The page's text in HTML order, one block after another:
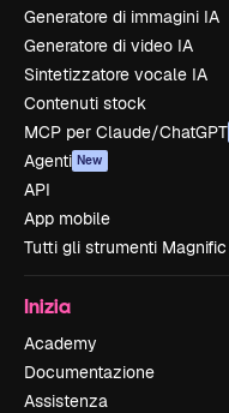
Generatore di immagini IA
Generatore di video IA
Sintetizzatore vocale IA
Contenuti stock
MCP per Claude/ChatGPT
Agenti New
API
App mobile
Tutti gli strumenti Magnific
Inizia
Academy
Documentazione
Assistenza